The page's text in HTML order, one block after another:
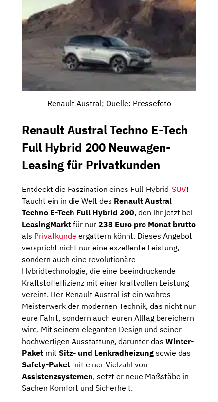
Renault Austral; Quelle: Pressefoto
Renault Austral Techno E-Tech
Full Hybrid 200 Neuwagen-
Leasing für Privatkunden
Entdeckt die Faszination eines Full-Hybrid-SUV!
Taucht ein in die Welt des Renault Austral
Techno E-Tech Full Hybrid 200, den ihr jetzt bei
LeasingMarkt für nur 238 Euro pro Monat brutto
als Privatkunde ergattern könnt. Dieses Angebot
verspricht nicht nur eine exzellente Leistung,
sondern auch eine revolutionäre
Hybridtechnologie, die eine beeindruckende
Kraftstoffeffizienz mit einer kraftvollen Leistung
vereint. Der Renault Austral ist ein wahres
Meisterwerk der modernen Technik, das nicht nur
eure Fahrt, sondern auch euren Alltag bereichern
wird. Mit seinem eleganten Design und seiner
hochwertigen Ausstattung, darunter das Winter-
Paket mit Sitz- und Lenkradheizung sowie das
Safety-Paket mit einer Vielzahl von
Assistenzsystemen, setzt er neue Maßstäbe in
Sachen Komfort und Sicherheit.